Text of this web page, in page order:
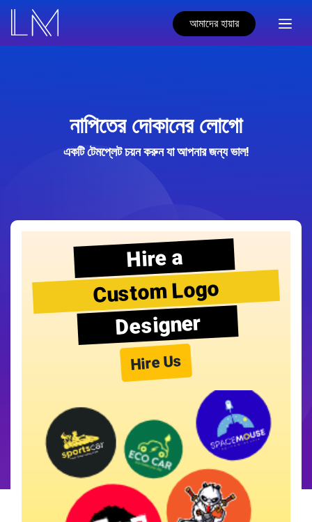
আমাদের হায়ার
নাপিতের দোকানের লোগো
একটি টেমপ্লেট চয়ন করুন যা আপনার জন্য ভাল!
Hire a
Custom Logo
Designer
Hire Us